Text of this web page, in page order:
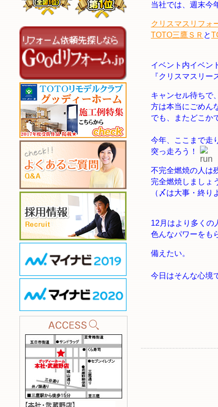
当社では、週末今
クリスマスリフォ
TOTO三鷹ＳＲ と
イベント内イベン
『クリスマスリー
キャンセル待ちで
方は本当にごめん
でも、またどこか
今年、ここまで走
突っ走ろう！
不完全燃焼の人は
完全燃焼しましょ
（〆は大事・終り
12月はより多くの
色んなパワーをも
備えたい。
今日はそんな心境